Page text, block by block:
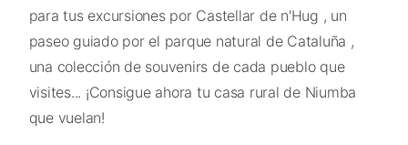
para tus excursiones por Castellar de n'Hug , un
paseo guiado por el parque natural de Cataluña ,
una colección de souvenirs de cada pueblo que
visites... ¡Consigue ahora tu casa rural de Niumba
que vuelan!